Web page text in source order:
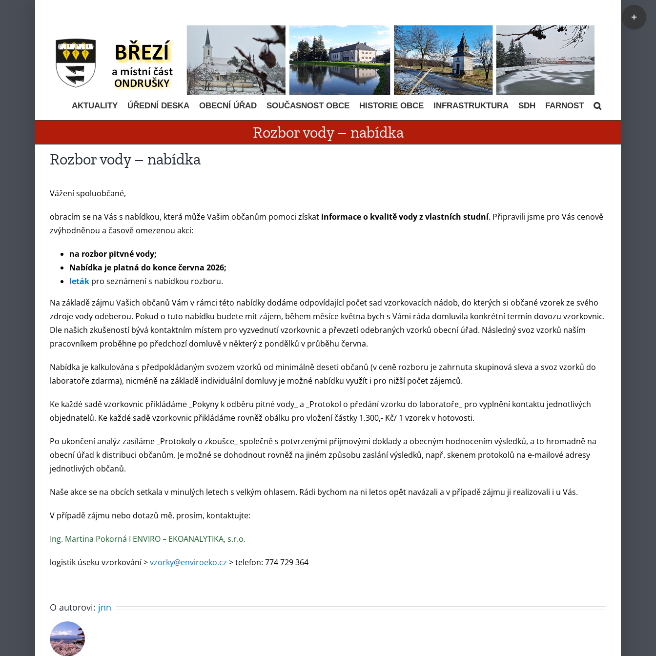
AKTUALITY ÚŘEDNÍ DESKA OBECNÍ ÚŘAD SOUČASNOST OBCE HISTORIE OBCE INFRASTRUKTURA SDH FARNOST
Rozbor vody – nabídka
Rozbor vody – nabídka
Vážení spoluobčané,
obracím se na Vás s nabídkou, která může Vašim občanům pomoci získat informace o kvalitě vody z vlastních studní. Připravili jsme pro Vás cenově
zvýhodněnou a časově omezenou akci:
na rozbor pitvné vody;
Nabídka je platná do konce června 2026;
leták pro seznámení s nabídkou rozboru.
Na základě zájmu Vašich občanů Vám v rámci této nabídky dodáme odpovídající počet sad vzorkovacích nádob, do kterých si občané vzorek ze svého
zdroje vody odeberou. Pokud o tuto nabídku budete mít zájem, během měsíce května bych s Vámi ráda domluvila konkrétní termín dovozu vzorkovnic.
Dle našich zkušeností bývá kontaktním místem pro vyzvednutí vzorkovnic a převzetí odebraných vzorků obecní úřad. Následný svoz vzorků naším
pracovníkem proběhne po předchozí domluvě v některý z pondělků v průběhu června.
Nabídka je kalkulována s předpokládaným svozem vzorků od minimálně deseti občanů (v ceně rozboru je zahrnuta skupinová sleva a svoz vzorků do
laboratoře zdarma), nicméně na základě individuální domluvy je možné nabídku využít i pro nižší počet zájemců.
Ke každé sadě vzorkovnic přikládáme _Pokyny k odběru pitné vody_ a _Protokol o předání vzorku do laboratoře_ pro vyplnění kontaktu jednotlivých
objednatelů. Ke každé sadě vzorkovnic přikládáme rovněž obálku pro vložení částky 1.300,- Kč/ 1 vzorek v hotovosti.
Po ukončení analýz zasíláme _Protokoly o zkoušce_ společně s potvrzenými příjmovými doklady a obecným hodnocením výsledků, a to hromadně na
obecní úřad k distribuci občanům. Je možné se dohodnout rovněž na jiném způsobu zaslání výsledků, např. skenem protokolů na e-mailové adresy
jednotlivých občanů.
Naše akce se na obcích setkala v minulých letech s velkým ohlasem. Rádi bychom na ni letos opět navázali a v případě zájmu ji realizovali i u Vás.
V případě zájmu nebo dotazů mě, prosím, kontaktujte:
Ing. Martina Pokorná I ENVIRO – EKOANALYTIKA, s.r.o.
logistik úseku vzorkování >vzorky@enviroeko.cz > telefon: 774 729 364
O autorovi: jnn
Toggle
Sliding